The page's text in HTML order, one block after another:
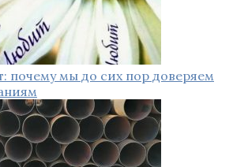
почему мы до сих пор доверяем